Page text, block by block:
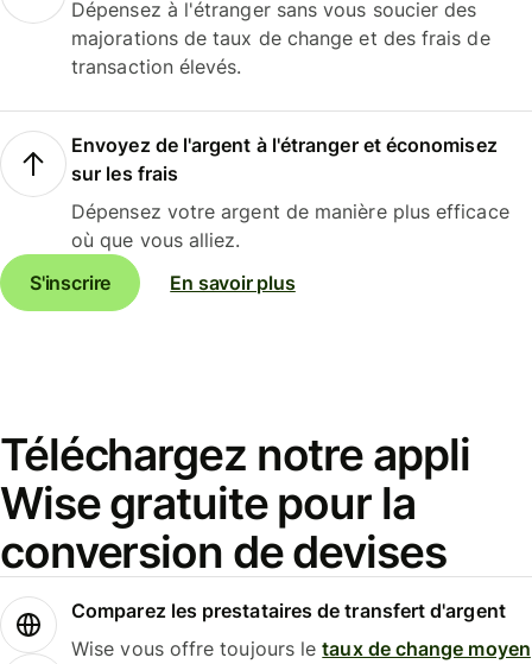
Dépensez à l'étranger sans vous soucier des
majorations de taux de change et des frais de
transaction élevés.
Envoyez de l'argent à l'étranger et économisez
sur les frais
Dépensez votre argent de manière plus efficace
où que vous alliez.
S'inscrire
En savoir plus
Téléchargez notre appli
Wise gratuite pour la
conversion de devises
Comparez les prestataires de transfert d'argent
Wise vous offre toujours letaux de change moyen